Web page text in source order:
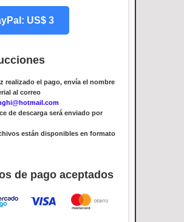
US$ 3
realizado el pago, envía el nombre
al correo
de descarga será enviado por
están disponibles en formato
de pago aceptados